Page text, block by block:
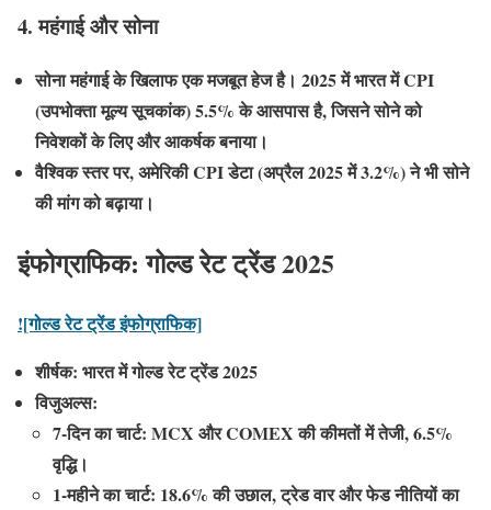
4. महंगाई और सोना
सोना महंगाई के खिलाफ एक मजबूत हेज है। 2025 में भारत में CPI
(उपभोक्ता मूल्य सूचकांक) 5.5% के आसपास है, जिसने सोने को
निवेशकों के लिए और आकर्षक बनाया।
वैश्विक स्तर पर, अमेरिकी CPI डेटा (अप्रैल 2025 में 3.2%) ने भी सोने
की मांग को बढ़ाया।
इंफोग्राफिक: गोल्ड रेट ट्रेंड 2025
![गोल्ड रेट ट्रेंड इंफोग्राफिक]
शीर्षक: भारत में गोल्ड रेट ट्रेंड 2025
विजुअल्स:
7-दिन का चार्ट: MCX और COMEX की कीमतों में तेजी, 6.5%
वृद्धि।
1-महीने का चार्ट: 18.6% की उछाल, ट्रेड वार और फेड नीतियों का